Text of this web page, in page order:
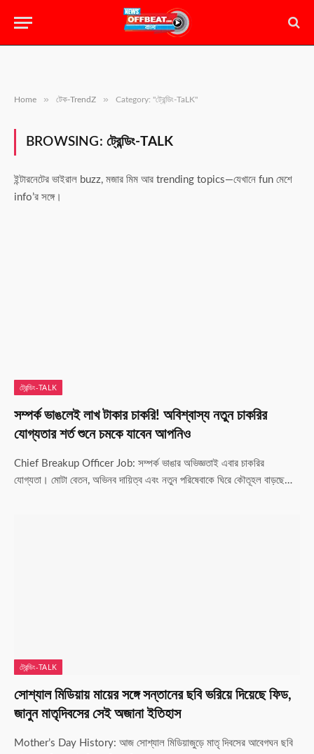
Home » টেক-TrendZ » Category: "ট্রেন্ডিং-TaLK"
BROWSING: ট্রেন্ডিং-TALK
ইন্টারনেটের ভাইরাল buzz, মজার মিম আর trending topics—যেখানে fun মেশে
info’র সঙ্গে।
ট্রেন্ডিং-TALK
সম্পর্ক ভাঙলেই লাখ টাকার চাকরি! অবিশ্বাস্য নতুন চাকরির
যোগ্যতার শর্ত শুনে চমকে যাবেন আপনিও
Chief Breakup Officer Job: সম্পর্ক ভাঙার অভিজ্ঞতাই এবার চাকরির
যোগ্যতা। মোটা বেতন, অভিনব দায়িত্ব এবং নতুন পরিষেবাকে ঘিরে কৌতূহল বাড়ছে…
ট্রেন্ডিং-TALK
সোশ্যাল মিডিয়ায় মায়ের সঙ্গে সন্তানের ছবি ভরিয়ে দিয়েছে ফিড,
জানুন মাতৃদিবসের সেই অজানা ইতিহাস
Mother’s Day History: আজ সোশ্যাল মিডিয়াজুড়ে মাতৃ দিবসের আবেগঘন ছবি